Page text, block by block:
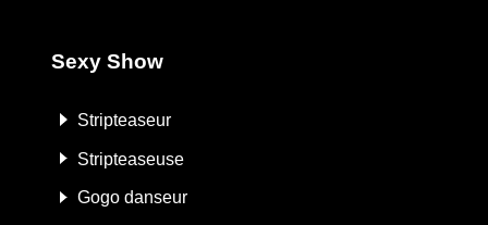
Sexy Show
Stripteaseur
Stripteaseuse
Gogo danseur